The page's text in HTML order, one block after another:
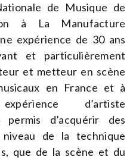
de Musique de
à La Manufacture
expérience de 30 ans
et particulièrement
et metteur en scène
en France et à
d’artiste
d’acquérir des
de la technique
que de la scène et du